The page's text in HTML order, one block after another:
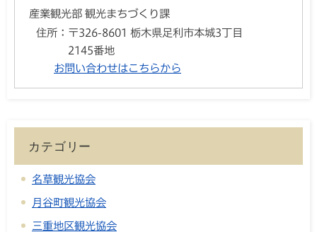
産業観光部 観光まちづくり課
住所： 〒326-8601 栃木県足利市本城3丁目
2145番地
お問い合わせはこちらから
カテゴリー
名草観光協会
月谷町観光協会
三重地区観光協会